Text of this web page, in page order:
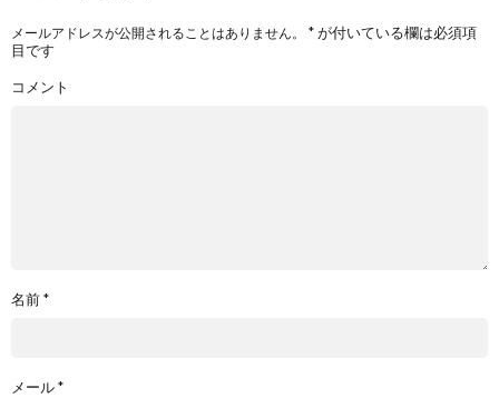
メールアドレスが公開されることはありません。 *が付いている欄は必須項
目です
コメント
名前*
メール*